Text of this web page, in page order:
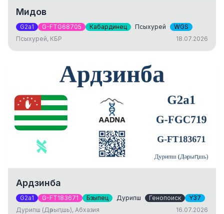
Мидов
G2a1 G-FTG68705 Кабардинец Псыхурей
WGS
Псыхурей, КБР
18.07.2026
Ардзинба
G2a1 G-FT183671 Бзыпец Дурипш Генопоиск
Y37
Дурипш (Дәрыԥшь), Абхазия
16.07.2026